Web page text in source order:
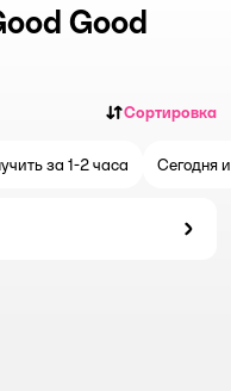
Good
Сортировка
за 1-2 часа Сегодня